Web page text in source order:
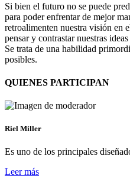
Si bien el futuro no se puede
para poder enfrentar de mejor
retroalimenten nuestra visión en
pensar y contrastar nuestras
Se trata de una habilidad
posibles.
QUIENES PARTICIPAN
Riel Miller
Es uno de los principales
Leer más